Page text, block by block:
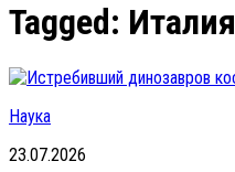
Tagged: Италия
Наука
23.07.2026